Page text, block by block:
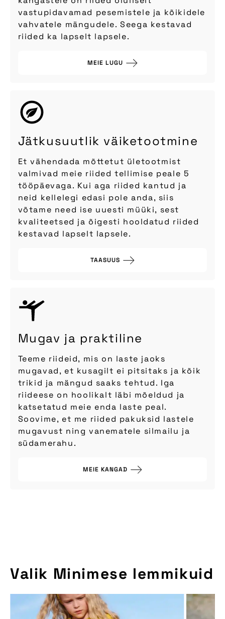
vastupidavamad pesemistele ja kõikidele
vahvatele mängudele. Seega kestavad
riided ka lapselt lapsele.
MEIE LUGU
Jätkusuutlik väiketootmine
Et vähendada mõttetut ületootmist
valmivad meie riided tellimise peale 5
tööpäevaga. Kui aga riided kantud ja
neid kellelegi edasi pole anda, siis
võtame need ise uuesti müüki, sest
kvaliteetsed ja õigesti hooldatud riided
kestavad lapselt lapsele.
TAASUUS
Mugav ja praktiline
Teeme riideid, mis on laste jaoks
mugavad, et kusagilt ei pitsitaks ja kõik
trikid ja mängud saaks tehtud. Iga
riideese on hoolikalt läbi mõeldud ja
katsetatud meie enda laste peal.
Soovime, et me riided pakuksid lastele
mugavust ning vanematele silmailu ja
südamerahu.
MEIE KANGAD
Valik Minimese lemmikuid